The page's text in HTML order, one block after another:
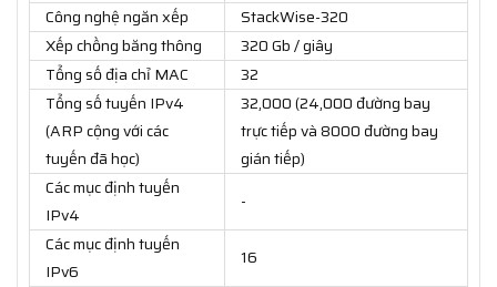
Công nghệ ngăn xếp
StackWise-320
Xếp chồng băng thông
320 Gb / giây
Tổng số địa chỉ MAC
32
Tổng số tuyến IPv4
(ARP cộng với các
tuyến đã học)
32,000 (24,000 đường bay
trực tiếp và 8000 đường bay
gián tiếp)
Các mục định tuyến
IPv4
-
Các mục định tuyến
IPv6
16